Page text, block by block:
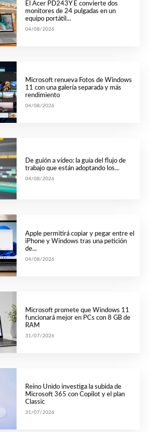
El Acer PD243Y E convierte dos
monitores de 24 pulgadas en un
equipo portátil...
04/08/2026
Microsoft renueva Fotos de Windows
11 con una galería separada y más
rendimiento
04/08/2026
De guión a vídeo: la guía del flujo de
trabajo que están adoptando los...
04/08/2026
Apple permitirá copiar y pegar entre el
iPhone y Windows tras una petición
de...
04/08/2026
Microsoft promete que Windows 11
funcionará mejor en PCs con 8 GB de
RAM
31/07/2026
Reino Unido investiga la subida de
Microsoft 365 con Copilot y el plan
Classic
31/07/2026